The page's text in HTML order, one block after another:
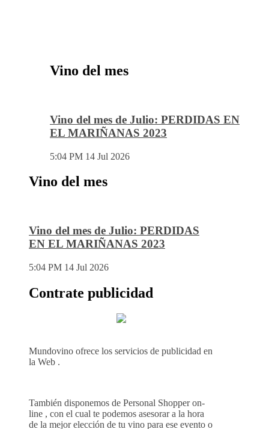
Vino del mes
Vino del mes de Julio: PERDIDAS EN
EL MARIÑANAS 2023
5:04 PM 14 Jul 2026
Vino del mes
Vino del mes de Julio: PERDIDAS
EN EL MARIÑANAS 2023
5:04 PM 14 Jul 2026
Contrate publicidad
Mundovino ofrece los servicios de publicidad en
la Web .
También disponemos de Personal Shopper on-
line , con el cual te podemos asesorar a la hora
de la mejor elección de tu vino para ese evento o